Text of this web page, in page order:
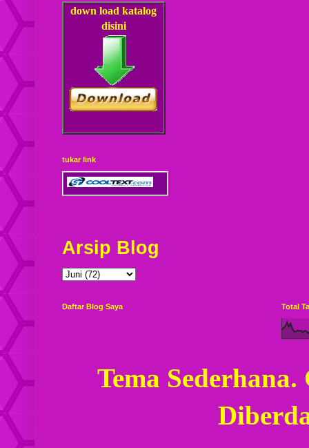
down load katalog
disini
tukar link
Arsip Blog
Daftar Blog Saya Total
Tema